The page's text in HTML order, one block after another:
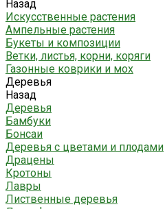
Назад
Искусственные растения
Ампельные растения
Букеты и композиции
Ветки, листья, корни, коряги
Газонные коврики и мох
Деревья
Назад
Деревья
Бамбуки
Бонсаи
Деревья с цветами и плодами
Драцены
Кротоны
Лавры
Лиственные деревья